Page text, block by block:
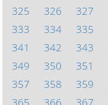
325
326 327
333
334 335
341
342 343
349
350 351
357
358 359